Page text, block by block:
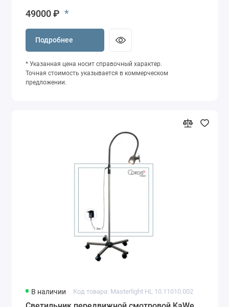
49000 ₽ *
Подробнее
* Указанная цена носит справочный характер.
Точная стоимость указывается в коммерческом
предложении.
В наличии Код товара: Masterlight HL 10.11010.002